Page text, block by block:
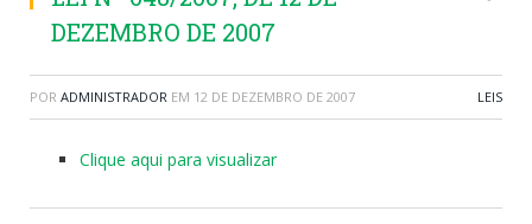
DEZEMBRO DE 2007
POR ADMINISTRADOR EM 12 DE DEZEMBRO DE 2007 LEIS
Clique aqui para visualizar